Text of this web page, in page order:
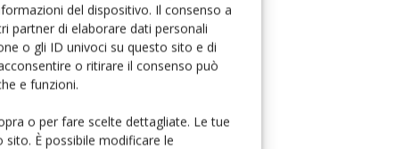
del dispositivo. Il consenso a
partner di elaborare dati personali
o gli ID univoci su questo sito e di
o ritirare il consenso può
e funzioni.
o per fare scelte dettagliate. Le tue
È possibile modificare le